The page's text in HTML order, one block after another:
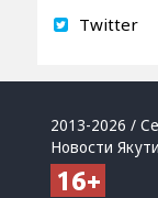
Twitter
2013-2026 /
Новости